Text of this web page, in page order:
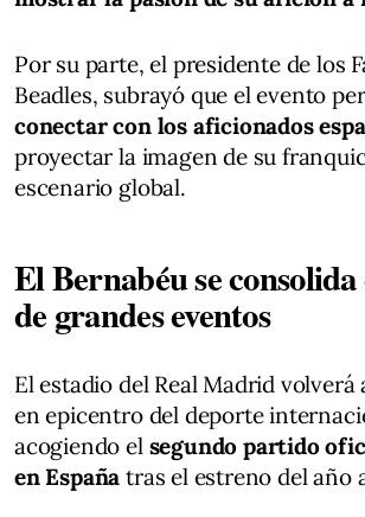
Por su parte, el presidente de los
Beadles, subrayó que el evento
conectar con los aficionados
proyectar la imagen de su
escenario global.
El Bernabéu se consolida
de grandes eventos
El estadio del Real Madrid
en epicentro del deporte
acogiendo el segundo partido
en España tras el estreno del año